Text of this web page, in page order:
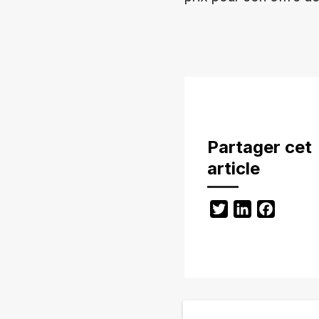
Partager cet
article
TwitterLinkedIn